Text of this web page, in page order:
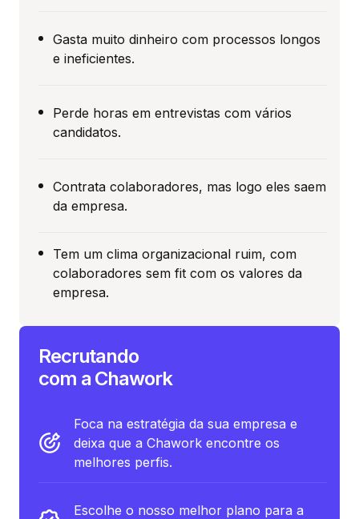
Gasta muito dinheiro com processos longos
e ineficientes.
Perde horas em entrevistas com vários
candidatos.
Contrata colaboradores, mas logo eles saem
da empresa.
Tem um clima organizacional ruim, com
colaboradores sem fit com os valores da
empresa.
Recrutando
com a Chawork
Foca na estratégia da sua empresa e
deixa que a Chawork encontre os
melhores perfis.
Escolhe o nosso melhor plano para a